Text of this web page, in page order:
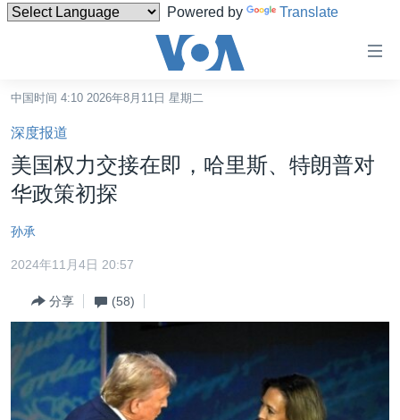
Powered by Translate
碍
链
接
跳
转
内
容
到
导
跳
转
中国
最新国际新闻
印太
中东
欧洲
分类新闻
经济·金融·贸易
人权·法律·宗教
科教·文娱·体健
美中关系
热点专题
白宫要闻
VOA视频
中国时间 4:10 2026年8月11日 星期二
深度报道
美国权力交接在即，哈里斯、特朗普对
华政策初探
孙承
2024年11月4日 20:57
分享 (58)